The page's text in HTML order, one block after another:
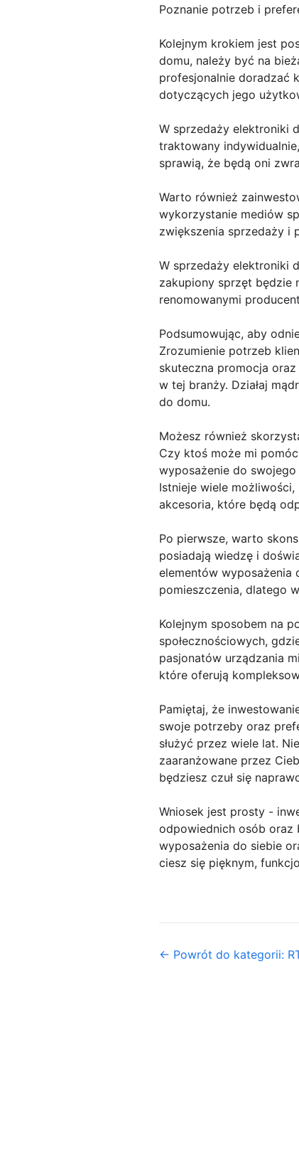
Poznanie potrzeb i
Kolejnym krokiem jest
domu, należy być na
profesjonalnie doradzać
dotyczących jego
W sprzedaży elektroniki
traktowany
sprawią, że będą oni
Warto również
wykorzystanie mediów
zwiększenia sprzedaży i
W sprzedaży elektroniki
zakupiony sprzęt będzie
renomowanymi
Podsumowując, aby
Zrozumienie potrzeb
skuteczna promocja
w tej branży. Działaj
do domu.
Możesz również
Czy ktoś może mi
wyposażenie do
Istnieje wiele
akcesoria, które będą
Po pierwsze, warto
posiadają wiedzę i
elementów wyposażenia
pomieszczenia, dlatego
Kolejnym sposobem na
społecznościowych,
pasjonatów urządzania
które oferują
Pamiętaj, że
swoje potrzeby oraz
służyć przez wiele lat.
zaaranżowane przez
będziesz czuł się
Wniosek jest prosty -
odpowiednich osób oraz
wyposażenia do siebie
ciesz się pięknym,
← Powrót do kategorii: